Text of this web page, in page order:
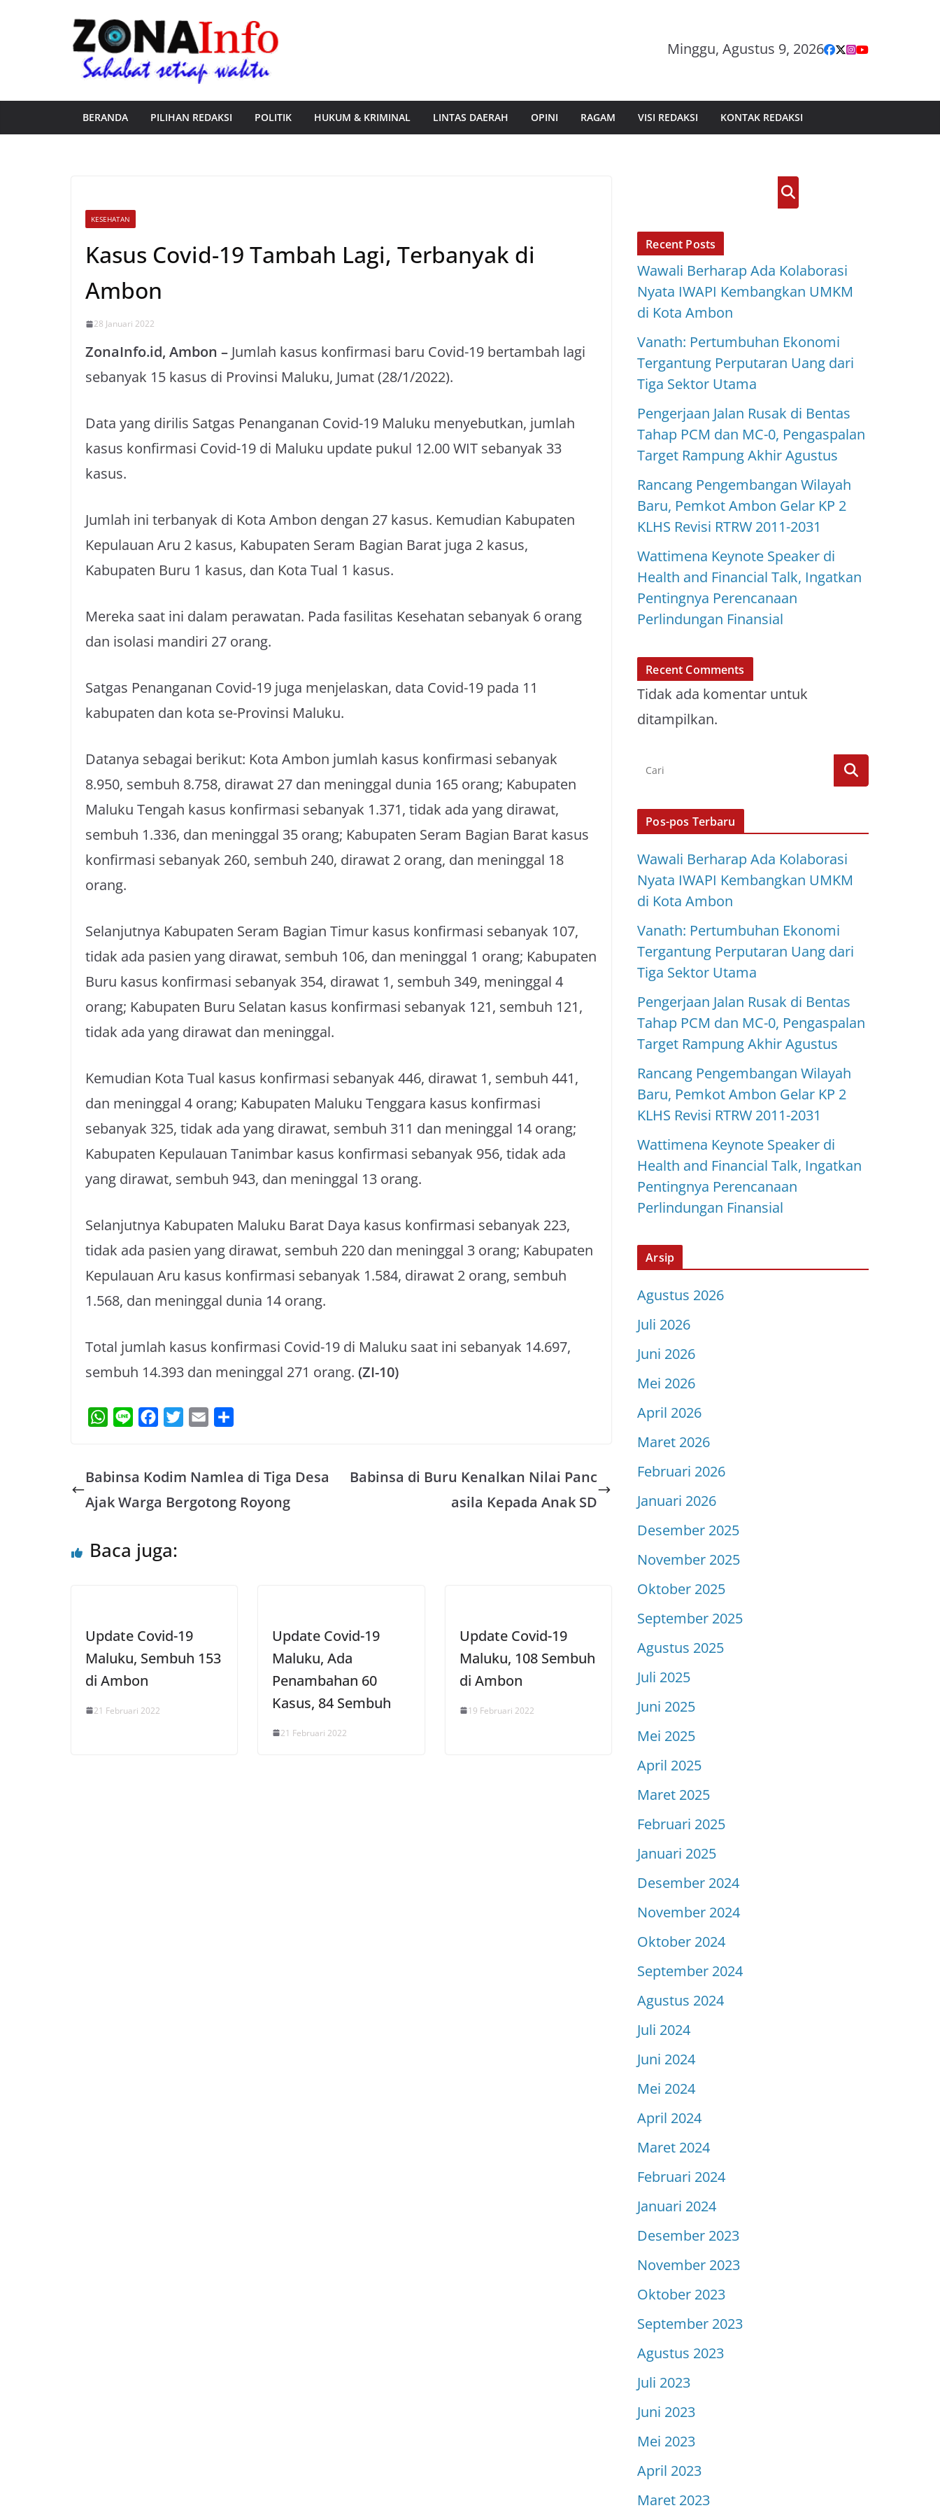
Minggu, Agustus 9, 2026
BERANDA PILIHAN REDAKSI POLITIK HUKUM & KRIMINAL LINTAS DAERAH OPINI RAGAM VISI REDAKSI KONTAK REDAKSI
KESEHATAN
Kasus Covid-19 Tambah Lagi, Terbanyak di
Ambon
28 Januari 2022
ZonaInfo.id, Ambon – Jumlah kasus konfirmasi baru Covid-19 bertambah lagi
sebanyak 15 kasus di Provinsi Maluku, Jumat (28/1/2022).
Data yang dirilis Satgas Penanganan Covid-19 Maluku menyebutkan, jumlah
kasus konfirmasi Covid-19 di Maluku update pukul 12.00 WIT sebanyak 33
kasus.
Jumlah ini terbanyak di Kota Ambon dengan 27 kasus. Kemudian Kabupaten
Kepulauan Aru 2 kasus, Kabupaten Seram Bagian Barat juga 2 kasus,
Kabupaten Buru 1 kasus, dan Kota Tual 1 kasus.
Mereka saat ini dalam perawatan. Pada fasilitas Kesehatan sebanyak 6 orang
dan isolasi mandiri 27 orang.
Satgas Penanganan Covid-19 juga menjelaskan, data Covid-19 pada 11
kabupaten dan kota se-Provinsi Maluku.
Datanya sebagai berikut: Kota Ambon jumlah kasus konfirmasi sebanyak
8.950, sembuh 8.758, dirawat 27 dan meninggal dunia 165 orang; Kabupaten
Maluku Tengah kasus konfirmasi sebanyak 1.371, tidak ada yang dirawat,
sembuh 1.336, dan meninggal 35 orang; Kabupaten Seram Bagian Barat kasus
konfirmasi sebanyak 260, sembuh 240, dirawat 2 orang, dan meninggal 18
orang.
Selanjutnya Kabupaten Seram Bagian Timur kasus konfirmasi sebanyak 107,
tidak ada pasien yang dirawat, sembuh 106, dan meninggal 1 orang; Kabupaten
Buru kasus konfirmasi sebanyak 354, dirawat 1, sembuh 349, meninggal 4
orang; Kabupaten Buru Selatan kasus konfirmasi sebanyak 121, sembuh 121,
tidak ada yang dirawat dan meninggal.
Kemudian Kota Tual kasus konfirmasi sebanyak 446, dirawat 1, sembuh 441,
dan meninggal 4 orang; Kabupaten Maluku Tenggara kasus konfirmasi
sebanyak 325, tidak ada yang dirawat, sembuh 311 dan meninggal 14 orang;
Kabupaten Kepulauan Tanimbar kasus konfirmasi sebanyak 956, tidak ada
yang dirawat, sembuh 943, dan meninggal 13 orang.
Selanjutnya Kabupaten Maluku Barat Daya kasus konfirmasi sebanyak 223,
tidak ada pasien yang dirawat, sembuh 220 dan meninggal 3 orang; Kabupaten
Kepulauan Aru kasus konfirmasi sebanyak 1.584, dirawat 2 orang, sembuh
1.568, dan meninggal dunia 14 orang.
Total jumlah kasus konfirmasi Covid-19 di Maluku saat ini sebanyak 14.697,
sembuh 14.393 dan meninggal 271 orang. (ZI-10)
W
t
s
p
e
e
k
t
i
l
r
Babinsa Kodim Namlea di Tiga Desa
Ajak Warga Bergotong Royong
Babinsa di Buru Kenalkan Nilai Panc
asila Kepada Anak SD
Baca juga:
Update Covid-19
Maluku, Sembuh 153
di Ambon
21 Februari 2022
Update Covid-19
Maluku, Ada
Penambahan 60
Kasus, 84 Sembuh
21 Februari 2022
Update Covid-19
Maluku, 108 Sembuh
di Ambon
19 Februari 2022
Cari
Recent Posts
Wawali Berharap Ada Kolaborasi
Nyata IWAPI Kembangkan UMKM
di Kota Ambon
Vanath: Pertumbuhan Ekonomi
Tergantung Perputaran Uang dari
Tiga Sektor Utama
Pengerjaan Jalan Rusak di Bentas
Tahap PCM dan MC-0, Pengaspalan
Target Rampung Akhir Agustus
Rancang Pengembangan Wilayah
Baru, Pemkot Ambon Gelar KP 2
KLHS Revisi RTRW 2011-2031
Wattimena Keynote Speaker di
Health and Financial Talk, Ingatkan
Pentingnya Perencanaan
Perlindungan Finansial
Recent Comments
Tidak ada komentar untuk
ditampilkan.
Pos-pos Terbaru
Wawali Berharap Ada Kolaborasi
Nyata IWAPI Kembangkan UMKM
di Kota Ambon
Vanath: Pertumbuhan Ekonomi
Tergantung Perputaran Uang dari
Tiga Sektor Utama
Pengerjaan Jalan Rusak di Bentas
Tahap PCM dan MC-0, Pengaspalan
Target Rampung Akhir Agustus
Rancang Pengembangan Wilayah
Baru, Pemkot Ambon Gelar KP 2
KLHS Revisi RTRW 2011-2031
Wattimena Keynote Speaker di
Health and Financial Talk, Ingatkan
Pentingnya Perencanaan
Perlindungan Finansial
Arsip
Agustus 2026
Juli 2026
Juni 2026
Mei 2026
April 2026
Maret 2026
Februari 2026
Januari 2026
Desember 2025
November 2025
Oktober 2025
September 2025
Agustus 2025
Juli 2025
Juni 2025
Mei 2025
April 2025
Maret 2025
Februari 2025
Januari 2025
Desember 2024
November 2024
Oktober 2024
September 2024
Agustus 2024
Juli 2024
Juni 2024
Mei 2024
April 2024
Maret 2024
Februari 2024
Januari 2024
Desember 2023
November 2023
Oktober 2023
September 2023
Agustus 2023
Juli 2023
Juni 2023
Mei 2023
April 2023
Maret 2023